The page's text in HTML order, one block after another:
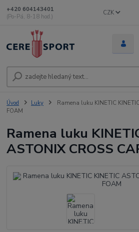
CZK
+420 604143401
(Po-Pá, 8-18 hod.)
Úvod Luky
Ramena luku KINETIC
FOAM
Ramena luku
ASTONIX CROSS